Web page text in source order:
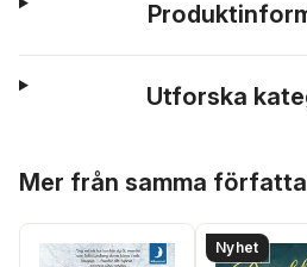
Utforska
Mer från samma
Nyhet